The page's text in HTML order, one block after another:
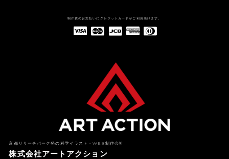
制作費のお支払いにクレジットカードがご利用頂けます。
京都リサーチパーク発の科学イラスト・WEB制作会社
株式会社アートアクション